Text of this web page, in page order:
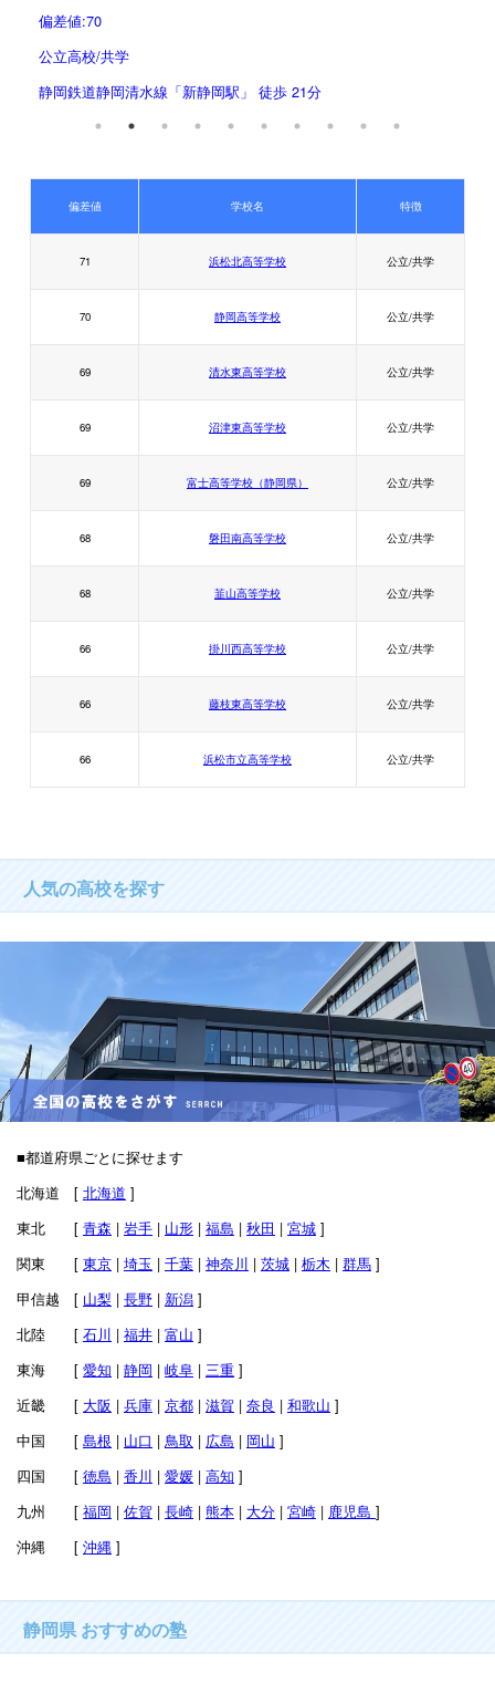
偏差値:70
公立高校/共学
静岡鉄道静岡清水線「新静岡駅」 徒歩 21分
偏差値 学校名 特徴
71 浜松北高等学校 公立/共学
70 静岡高等学校 公立/共学
69 清水東高等学校 公立/共学
69 沼津東高等学校 公立/共学
69 富士高等学校（静岡県） 公立/共学
68 磐田南高等学校 公立/共学
68 韮山高等学校 公立/共学
66 掛川西高等学校 公立/共学
66 藤枝東高等学校 公立/共学
66 浜松市立高等学校 公立/共学
人気の高校を探す
■都道府県ごとに探せます
北海道 [ 北海道 ]
東北 [ 青森 | 岩手 | 山形 | 福島 | 秋田 | 宮城 ]
関東 [ 東京 | 埼玉 | 千葉 | 神奈川 | 茨城 | 栃木 | 群馬 ]
甲信越 [ 山梨 | 長野 | 新潟 ]
北陸 [ 石川 | 福井 | 富山 ]
東海 [ 愛知 | 静岡 | 岐阜 | 三重 ]
近畿 [ 大阪 | 兵庫 | 京都 | 滋賀 | 奈良 | 和歌山 ]
中国 [ 島根 | 山口 | 鳥取 | 広島 | 岡山 ]
四国 [ 徳島 | 香川 | 愛媛 | 高知 ]
九州 [ 福岡 | 佐賀 | 長崎 | 熊本 | 大分 | 宮崎 | 鹿児島 ]
沖縄 [ 沖縄 ]
静岡県 おすすめの塾